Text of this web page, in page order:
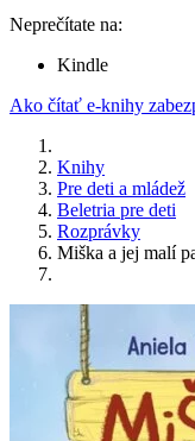
Neprečítate na:
Kindle
Ako čítať e-knihy
Knihy
Pre deti a mládež
Beletria pre deti
Rozprávky
Miška a jej malí